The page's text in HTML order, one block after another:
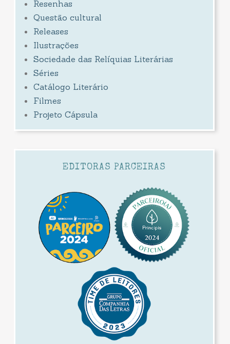
Resenhas
Questão cultural
Releases
Ilustrações
Sociedade das Relíquias Literárias
Séries
Catálogo Literário
Filmes
Projeto Cápsula
EDITORAS PARCEIRAS